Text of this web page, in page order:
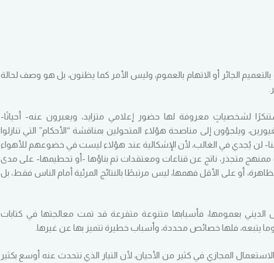
الجائر أو الاتهام بالعموم، وليس الأمر كما يظنون، بل هو وصف لحالة
لشخصياتٍ معروفة لها حضور إعلامي متزايد، ويعبرون عنه- أحيانًا-
ويلجؤون إلى مناصحة هؤلاء المتحولين بمناقشة “الأحكام” التي تنازلوا
لن يُجدي في الغالب، لأن الإشكالية عند هؤلاء ليست في خضوعهم للأهواء
ممنهج متجذر، ناتج عن قناعات ومعتقدات تم بناؤها -أو تحطيمها- على مدى
أو على الأقل فهمها، ليس مرتبطًا بالنتائج المرئية أمام الناس فقط، بل
بعمومها، فأسبابها متنوعة متفرعة قد تمت معالجتها في كتابات
يتبعه، فلها خصائص محددة، وأسباب خطيرة تتميز بها عن غيرها.
المجازي في كثير من الأحيان، لأن التيار الذي نتحدث عنه أوسع بكثير